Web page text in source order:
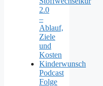
2.0
–
Ablauf,
Ziele
und
Kosten
Kinderwunsch
Podcast
Folge